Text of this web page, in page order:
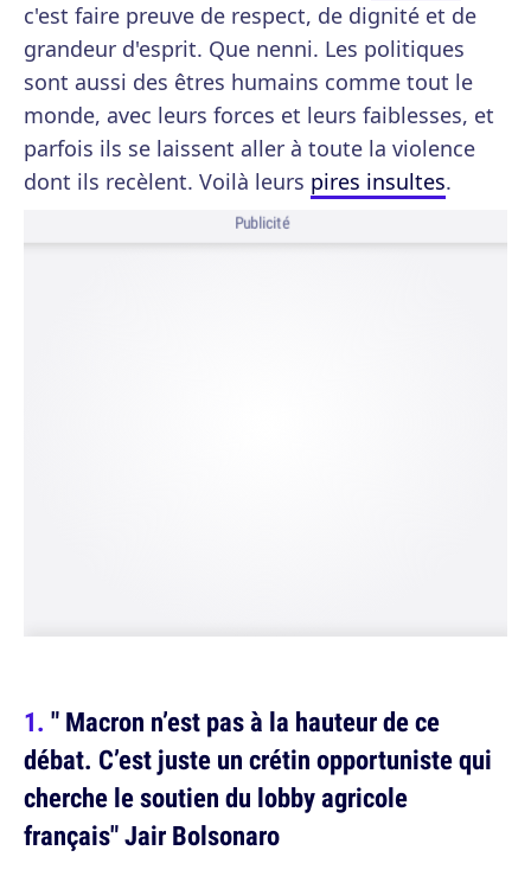
c'est faire preuve de respect, de dignité et de
grandeur d'esprit. Que nenni. Les politiques
sont aussi des êtres humains comme tout le
monde, avec leurs forces et leurs faiblesses, et
parfois ils se laissent aller à toute la violence
dont ils recèlent. Voilà leurs pires insultes.
Publicité
" Macron n’est pas à la hauteur de ce
débat. C’est juste un crétin opportuniste qui
cherche le soutien du lobby agricole
français" Jair Bolsonaro